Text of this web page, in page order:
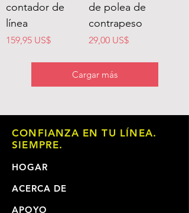
contador de
línea
Precio
159,95 US$
de polea de
contrapeso
Precio
29,00 US$
Cargar más
CONFIANZA EN TU LÍNEA.
SIEMPRE.
HOGAR
ACERCA DE
APOYO